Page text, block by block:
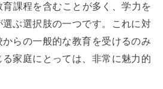
課程を含むことが多く、学力を
ぶ選択肢の一つです。これに対
らの一般的な教育を受けるのみ
家庭にとっては、非常に魅力的